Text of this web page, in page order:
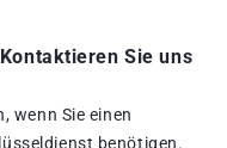
Sie uns
wenn Sie einen
benötigen.